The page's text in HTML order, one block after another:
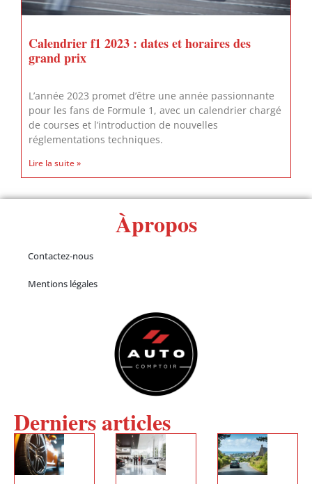
Calendrier f1 2023 : dates et horaires des
grand prix
L’année 2023 promet d’être une année passionnante
pour les fans de Formule 1, avec un calendrier chargé
de courses et l’introduction de nouvelles
réglementations techniques.
Lire la suite »
Àpropos
Contactez-nous
Mentions légales
Derniers articles